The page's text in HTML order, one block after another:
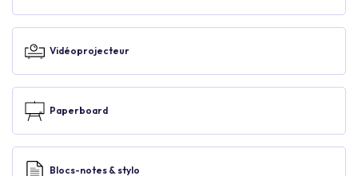
Vidéoprojecteur
Paperboard
Blocs-notes & stylo